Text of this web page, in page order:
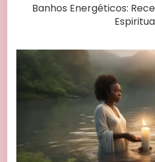
Banhos Energéticos: